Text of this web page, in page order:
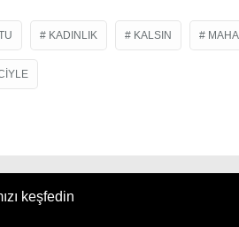
KADINLIK KALSIN
keşfedin